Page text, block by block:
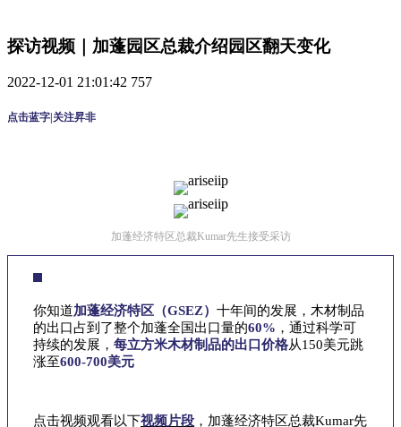
探访视频｜加蓬园区总裁介绍园区翻天变化
2022-12-01 21:01:42 757
点击蓝字|关注昇非
加蓬经济特区总裁Kumar先生接受采访
你知道加蓬经济特区（GSEZ） 十年间的发展，木材制品
的出口占到了整个加蓬全国出口量的60% ，通过科学可
持续的发展， 每立方米木材制品的出口价格从150美元跳
涨至600-700美元
点击视频观看以下视频片段 ，加蓬经济特区总裁Kumar先